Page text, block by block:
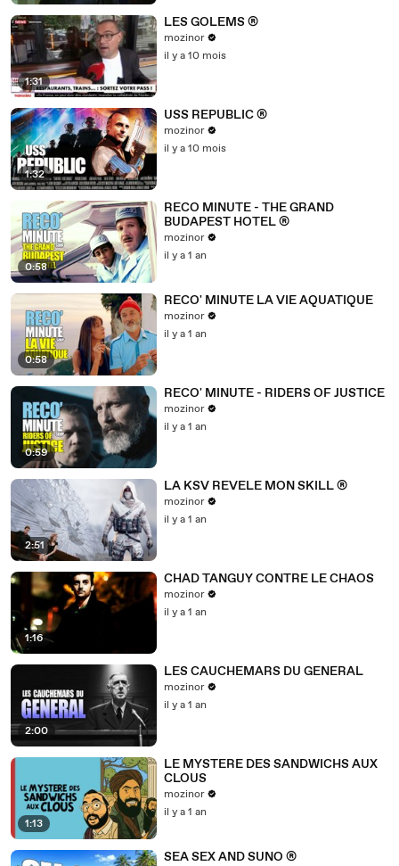
1:31
LES GOLEMS ®
mozinor
il y a 10 mois
1:32
USS REPUBLIC ®
mozinor
il y a 10 mois
0:58
RECO MINUTE - THE GRAND
BUDAPEST HOTEL ®
mozinor
il y a 1 an
0:58
RECO' MINUTE LA VIE AQUATIQUE
mozinor
il y a 1 an
0:59
RECO' MINUTE - RIDERS OF JUSTICE
mozinor
il y a 1 an
2:51
LA KSV REVELE MON SKILL ®
mozinor
il y a 1 an
1:16
CHAD TANGUY CONTRE LE CHAOS
mozinor
il y a 1 an
2:00
LES CAUCHEMARS DU GENERAL
mozinor
il y a 1 an
1:13
LE MYSTERE DES SANDWICHS AUX
CLOUS
mozinor
il y a 1 an
SEA SEX AND SUNO ®